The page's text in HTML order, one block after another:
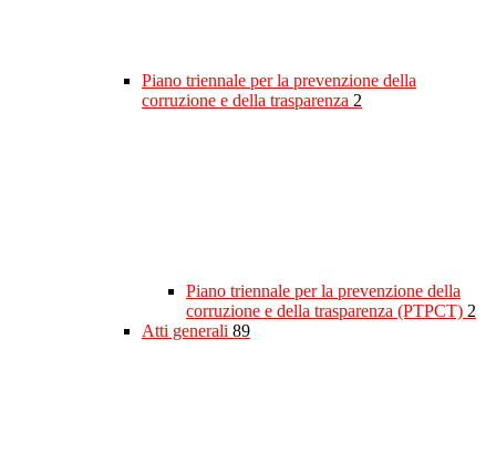
Piano triennale per la prevenzione della
corruzione e della trasparenza 2
Piano triennale per la prevenzione della
corruzione e della trasparenza (PTPCT) 2
Atti generali 89